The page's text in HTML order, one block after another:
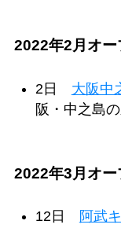
2022年2月オー
2日 大阪中
阪・中之島
2022年3月オー
12日 阿武